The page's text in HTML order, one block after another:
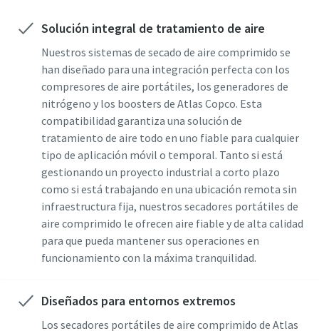
Solución integral de tratamiento de aire
Nuestros sistemas de secado de aire comprimido se
han diseñado para una integración perfecta con los
compresores de aire portátiles, los generadores de
nitrógeno y los boosters de Atlas Copco. Esta
compatibilidad garantiza una solución de
tratamiento de aire todo en uno fiable para cualquier
tipo de aplicación móvil o temporal. Tanto si está
gestionando un proyecto industrial a corto plazo
como si está trabajando en una ubicación remota sin
infraestructura fija, nuestros secadores portátiles de
aire comprimido le ofrecen aire fiable y de alta calidad
para que pueda mantener sus operaciones en
funcionamiento con la máxima tranquilidad.
Diseñados para entornos extremos
Los secadores portátiles de aire comprimido de Atlas
Al enviar esta solicitud, Atlas Copco
podrá ponerse en contacto con usted
con la información que nos haya
proporcionado. Nuestra política de
privacidad incluye más información al
respecto.
He leído y acepto la política de
Enviar